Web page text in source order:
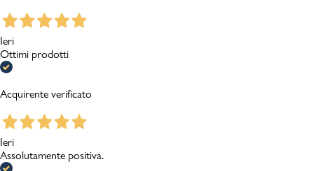
Ieri
Ottimi prodotti
Acquirente verificato
Ieri
Assolutamente positiva.